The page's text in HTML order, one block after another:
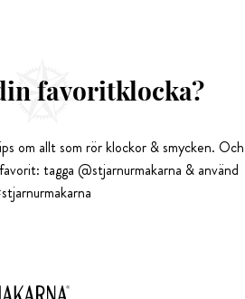
favoritklocka?
om allt som rör klockor & smycken. Och
tagga @stjarnurmakarna & använd